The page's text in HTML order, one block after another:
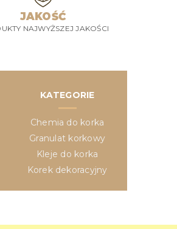
JAKOŚĆ
NAJWYŻSZEJ JAKOŚCI
KATEGORIE
Chemia do korka
Granulat korkowy
Kleje do korka
Korek dekoracyjny